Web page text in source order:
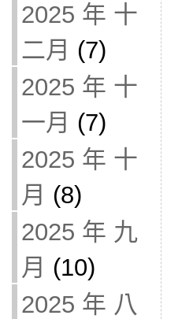
2025 年 十
二月 (7)
2025 年 十
一月 (7)
2025 年 十
月 (8)
2025 年 九
月 (10)
2025 年 八